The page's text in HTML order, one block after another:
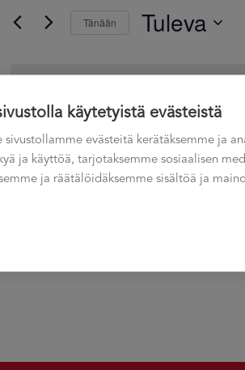
aja
navigointi
hakusanalla.
Tänään Tuleva
EdellisetTapahtumat
käytetyistä evästeistä
sivustollamme evästeitä kerätäksemme ja
ja käyttöä, tarjotaksemme sosiaalisen
ja räätälöidäksemme sisältöä ja